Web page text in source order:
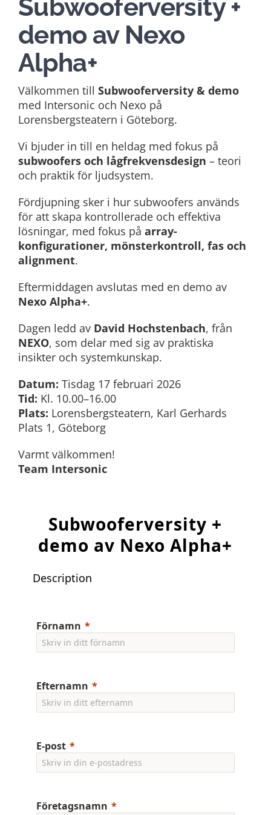
Subwooferversity +
demo av Nexo
Alpha+
Välkommen till Subwooferversity & demo
med Intersonic och Nexo på
Lorensbergsteatern i Göteborg.
Vi bjuder in till en heldag med fokus på
subwoofers och lågfrekvensdesign – teori
och praktik för ljudsystem.
Fördjupning sker i hur subwoofers används
för att skapa kontrollerade och effektiva
lösningar, med fokus på array-
konfigurationer, mönsterkontroll, fas och
alignment.
Eftermiddagen avslutas med en demo av
Nexo Alpha+.
Dagen ledd av David Hochstenbach, från
NEXO, som delar med sig av praktiska
insikter och systemkunskap.
Datum: Tisdag 17 februari 2026
Tid: Kl. 10.00–16.00
Plats: Lorensbergsteatern, Karl Gerhards
Plats 1, Göteborg
Varmt välkommen!
Team Intersonic
Subwooferversity +
demo av Nexo Alpha+
Description
Förnamn
Efternamn
E-post
Företagsnamn